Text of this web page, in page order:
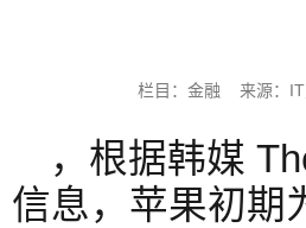
栏目：金融 来源：
，根据韩媒
信息，苹果初期